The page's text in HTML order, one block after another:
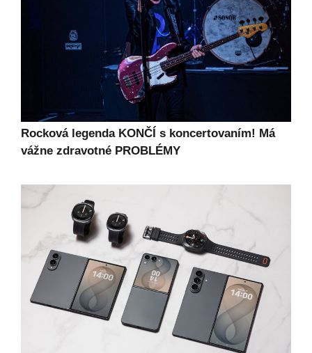
Rocková legenda KONČÍ s koncertovaním! Má
vážne zdravotné PROBLÉMY